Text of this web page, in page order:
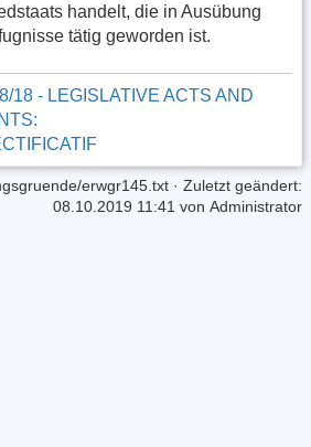
handelt, die in Ausübung
tätig geworden ist.
18 - LEGISLATIVE ACTS AND
erwgr145.txt · Zuletzt geändert:
08.10.2019 11:41 von Administrator